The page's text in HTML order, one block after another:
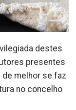
destes
presentes
melhor se faz
no concelho